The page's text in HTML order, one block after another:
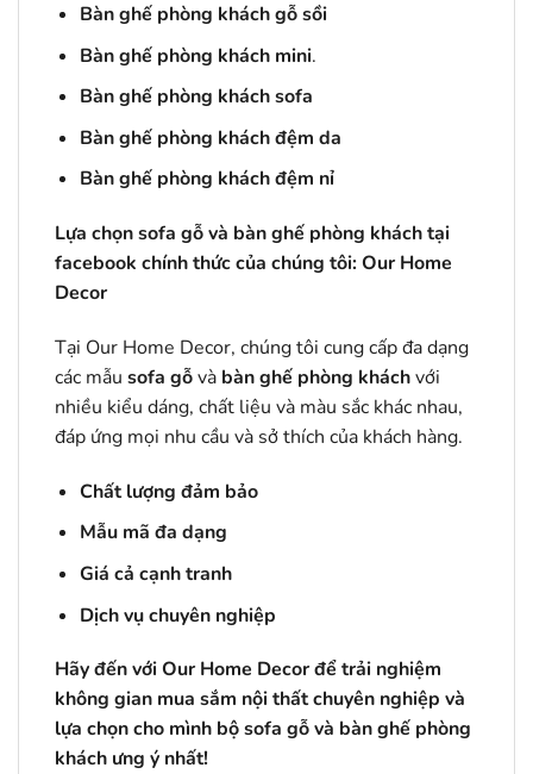
Bàn ghế phòng khách gỗ sồi
Bàn ghế phòng khách mini.
Bàn ghế phòng khách sofa
Bàn ghế phòng khách đệm da
Bàn ghế phòng khách đệm nỉ
Lựa chọn sofa gỗ và bàn ghế phòng khách tại
facebook chính thức của chúng tôi:Our Home
Decor
Tại Our Home Decor, chúng tôi cung cấp đa dạng
các mẫu sofa gỗvà bàn ghế phòng kháchvới
nhiều kiểu dáng, chất liệu và màu sắc khác nhau,
đáp ứng mọi nhu cầu và sở thích của khách hàng.
Chất lượng đảm bảo
Mẫu mã đa dạng
Giá cả cạnh tranh
Dịch vụ chuyên nghiệp
Hãy đến với Our Home Decor để trải nghiệm
không gian mua sắm nội thất chuyên nghiệp và
lựa chọn cho mình bộ sofa gỗ và bàn ghế phòng
khách ưng ý nhất!